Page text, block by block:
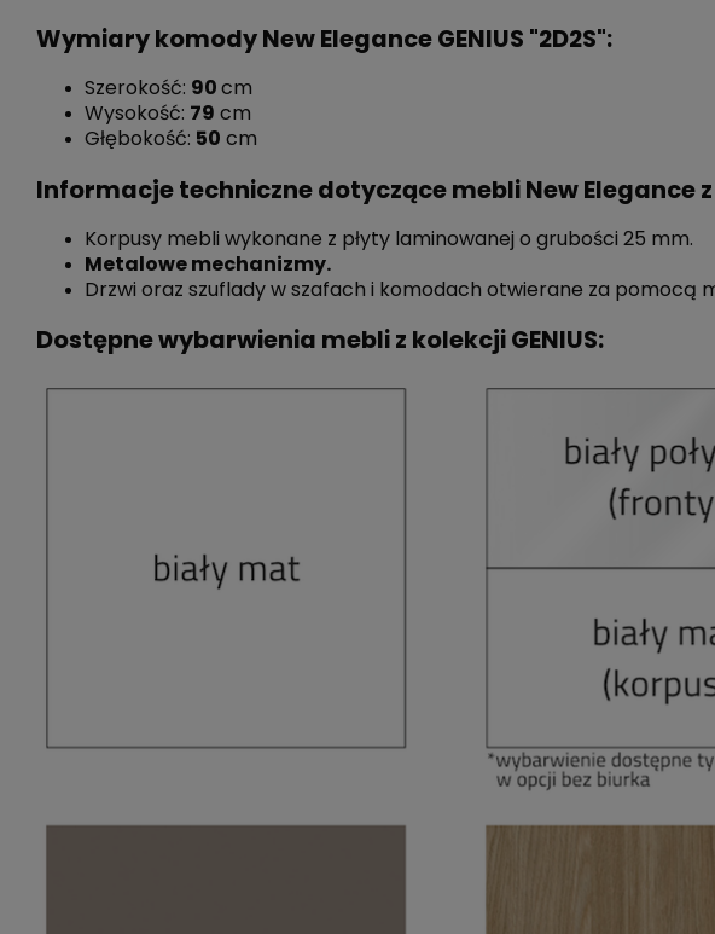
Wymiary komody New Elegance GENIUS "2D2S":
Szerokość: 90cm
Wysokość: 79 cm
Głębokość: 50 cm
Informacje techniczne dotyczące mebli New Elegance z
Korpusy mebli wykonane z płyty laminowanej o grubości 25 mm.
Metalowe mechanizmy.
Drzwi oraz szuflady w szafach i komodach otwierane za pomocą
Dostępne wybarwienia mebli z kolekcji GENIUS: